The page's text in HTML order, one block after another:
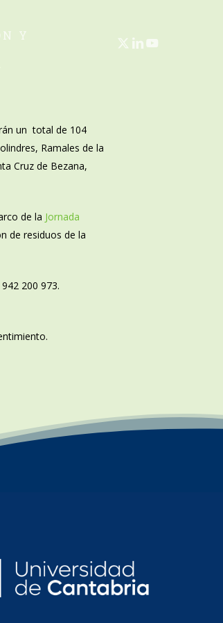
Y
X-
TWITTER
LINKEDIN
YOUTUBE
un total de 104
Ramales de la
Cruz de Bezana,
de la Jornada
de residuos de la
200 973.